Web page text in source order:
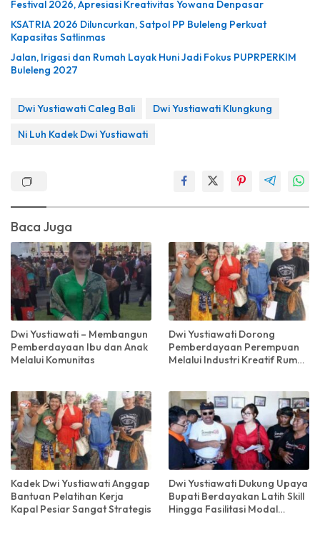
Festival 2026, Apresiasi Kreativitas Yowana Denpasar
KSATRIA 2026 Diluncurkan, Satpol PP Buleleng Perkuat
Kapasitas Satlinmas
Jalan, Irigasi dan Rumah Layak Huni Jadi Fokus PUPRPERKIM
Buleleng 2027
Dwi Yustiawati Caleg Bali
Dwi Yustiawati Klungkung
Ni Luh Kadek Dwi Yustiawati
Baca Juga
Dwi Yustiawati – Membangun
Pemberdayaan Ibu dan Anak
Melalui Komunitas
Dwi Yustiawati Dorong
Pemberdayaan Perempuan
Melalui Industri Kreatif Rumah
Kadek Dwi Yustiawati Anggap
Bantuan Pelatihan Kerja
Kapal Pesiar Sangat Strategis
Dwi Yustiawati Dukung Upaya
Bupati Berdayakan Latih Skill
Hingga Fasilitasi Modal